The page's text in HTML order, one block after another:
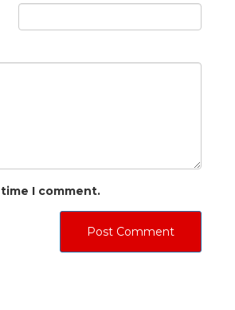
I comment.